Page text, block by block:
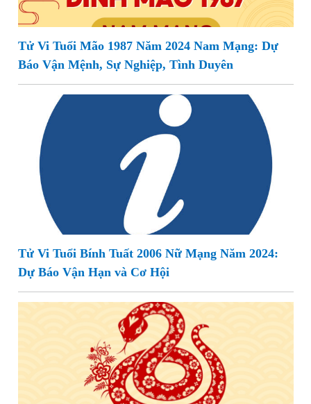
Tử Vi Tuổi Mão 1987 Năm 2024 Nam Mạng: Dự
Báo Vận Mệnh, Sự Nghiệp, Tình Duyên
Tử Vi Tuổi Bính Tuất 2006 Nữ Mạng Năm 2024:
Dự Báo Vận Hạn và Cơ Hội